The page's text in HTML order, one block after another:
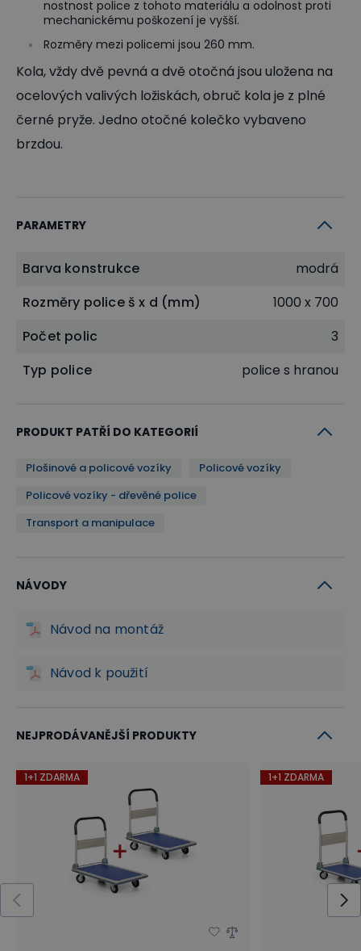
nostnost police z tohoto materiálu a odolnost proti
mechanickému poškození je vyšší.
Rozměry mezi policemi jsou 260 mm.
Kola, vždy dvě pevná a dvě otočná jsou uložena na
ocelových valivých ložiskách, obruč kola je z plné
černé pryže. Jedno otočné kolečko vybaveno
brzdou.
PARAMETRY
Barva konstrukce
modrá
Rozměry police š x d (mm)
1000 x 700
Počet polic
3
Typ police
police s hranou
PRODUKT PATŘÍ DO KATEGORIÍ
Plošinové a policové vozíky
Policové vozíky
Policové vozíky - dřevěné police
Transport a manipulace
NÁVODY
Návod na montáž
Návod k použití
NEJPRODÁVANĚJŠÍ PRODUKTY
1+1 ZDARMA 1+1 ZDARMA